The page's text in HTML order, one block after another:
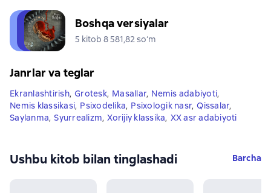
Boshqa versiyalar
5 kitob 8 581,82 soʻm
Janrlar va teglar
Ekranlashtirish, Grotesk, Masallar, Nemis adabiyoti,
Nemis klassikasi, Psixodelika, Psixologik nasr, Qissalar,
Saylanma, Syurrealizm, Xorijiy klassika, XX asr adabiyoti
Ushbu kitob bilan tinglashadi Barcha